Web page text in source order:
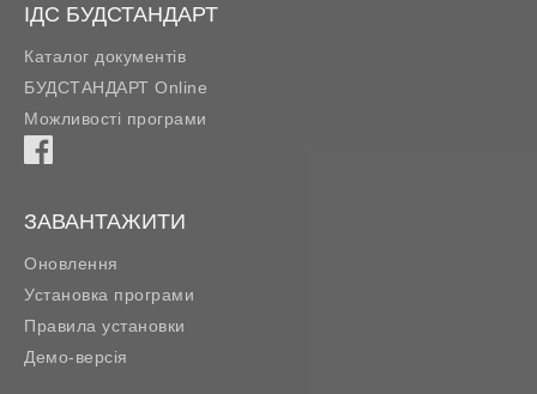
ІДС БУДСТАНДАРТ
Каталог документів
БУДСТАНДАРТ Online
Можливості програми
ЗАВАНТАЖИТИ
Оновлення
Установка програми
Правила установки
Демо-версія